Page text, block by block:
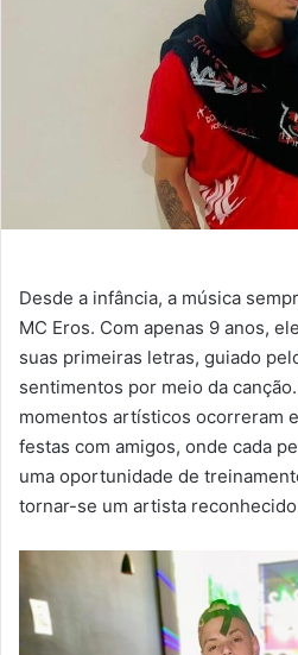
Desde a infância, a música
MC Eros. Com apenas 9 anos,
suas primeiras letras, guiado
sentimentos por meio da
momentos artísticos ocorreram
festas com amigos, onde cada
uma oportunidade de
tornar-se um artista